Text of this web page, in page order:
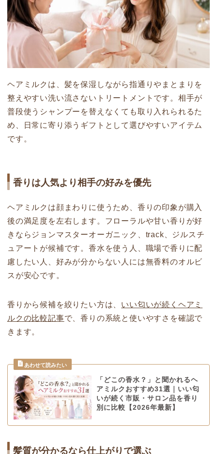
ヘアミルクは、髪を保湿しながら指通りやまとまりを
整えやすい洗い流さないトリートメントです。相手が
普段使うシャンプーを替えなくても取り入れられるた
め、日常に寄り添うギフトとして選びやすいアイテム
です。
香りは人気より相手の好みを優先
ヘアミルクは顔まわりに使うため、香りの印象が購入
後の満足度を左右します。フローラルや甘い香りが好
きならジョンマスターオーガニック、track、ジルスチ
ュアートが候補です。香水を使う人、職場で香りに配
慮したい人、好みが分からない人には無香料のオルビ
スが安心です。
香りから候補を絞りたい方は、 いい匂いが続くヘアミ
ルクの比較記事で、香りの系統と使いやすさを確認で
きます。
「どこの香水？」と聞かれるヘ
アミルクおすすめ31選｜いい匂
いが続く市販・サロン品を香り
別に比較【2026年最新】
髪質が分かるなら仕上がりで選ぶ